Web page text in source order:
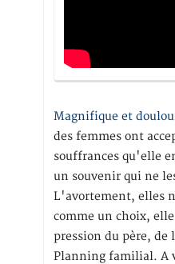
Magnifique et
des femmes ont
souffrances qu'elle
un souvenir qui ne
L'avortement, elles
comme un choix,
pression du père,
Planning familial. A